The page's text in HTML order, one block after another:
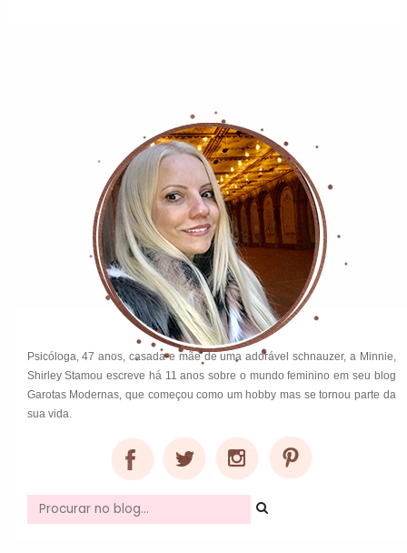
Psicóloga, 47 anos, casada e mãe de uma adorável schnauzer, a Minnie,
Shirley Stamou escreve há 11 anos sobre o mundo feminino em seu blog
Garotas Modernas, que começou como um hobby mas se tornou parte da
sua vida.